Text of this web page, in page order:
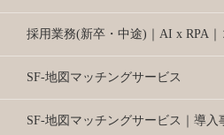
採用業務(新卒・中途)｜AI x RPA｜
SF-地図マッチングサービス
SF-地図マッチングサービス｜導入